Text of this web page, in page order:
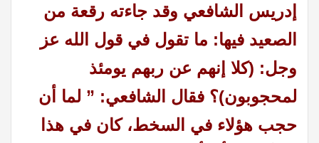
إدريس الشافعي وقد جاءته رقعة من
الصعيد فيها: ما تقول في قول الله عز
وجل: (كلا إنهم عن ربهم يومئذ
لمحجوبون)؟ فقال الشافعي: ” لما أن
حجب هؤلاء في السخط، كان في هذا